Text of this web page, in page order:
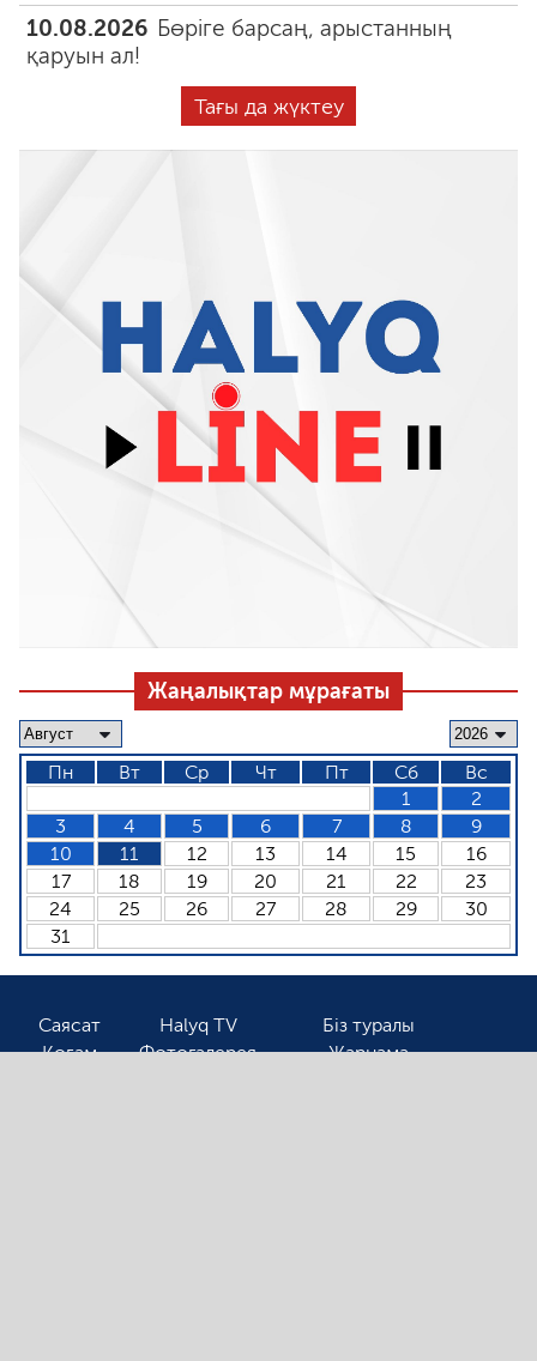
10.08.2026 Бөріге барсаң, арыстанның
қаруын ал!
Тағы да жүктеу
Жаңалықтар мұрағаты
Пн Вт Ср Чт Пт Сб
Вс
1
2
3
4 5 6 7 8
9
10
11 12 13 14 15
16
17
18 19 20 21 22
23
24
25 26 27 28 29
30
31
Саясат
Қоғам
Halyq TV
Фотогалерея
Біз туралы
Жарнама